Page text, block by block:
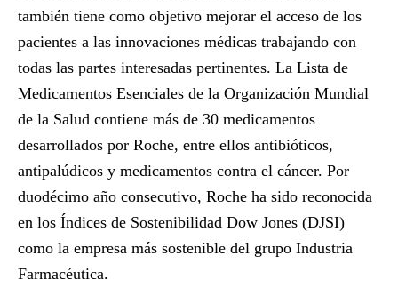
también tiene como objetivo mejorar el acceso de los
pacientes a las innovaciones médicas trabajando con
todas las partes interesadas pertinentes. La Lista de
Medicamentos Esenciales de la Organización Mundial
de la Salud contiene más de 30 medicamentos
desarrollados por Roche, entre ellos antibióticos,
antipalúdicos y medicamentos contra el cáncer. Por
duodécimo año consecutivo, Roche ha sido reconocida
en los Índices de Sostenibilidad Dow Jones (DJSI)
como la empresa más sostenible del grupo Industria
Farmacéutica.